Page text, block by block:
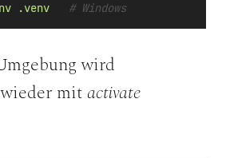
.venv # Windows
wird
mit activate